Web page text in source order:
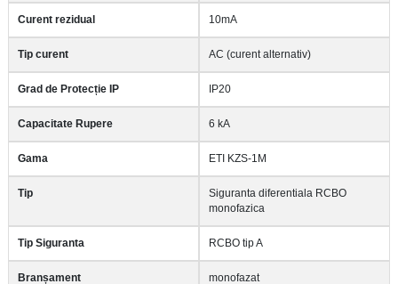
Curent rezidual 10mA
Tip curent AC (curent alternativ)
Grad de Protecție IP IP20
Capacitate Rupere 6 kA
Gama ETI KZS-1M
Tip
Siguranta diferentiala RCBO
monofazica
Tip Siguranta RCBO tip A
Branșament monofazat